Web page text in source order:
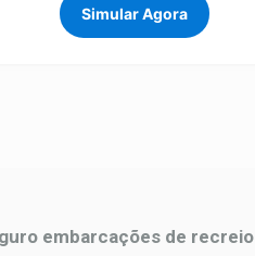
Simular Agora
embarcações de recreio